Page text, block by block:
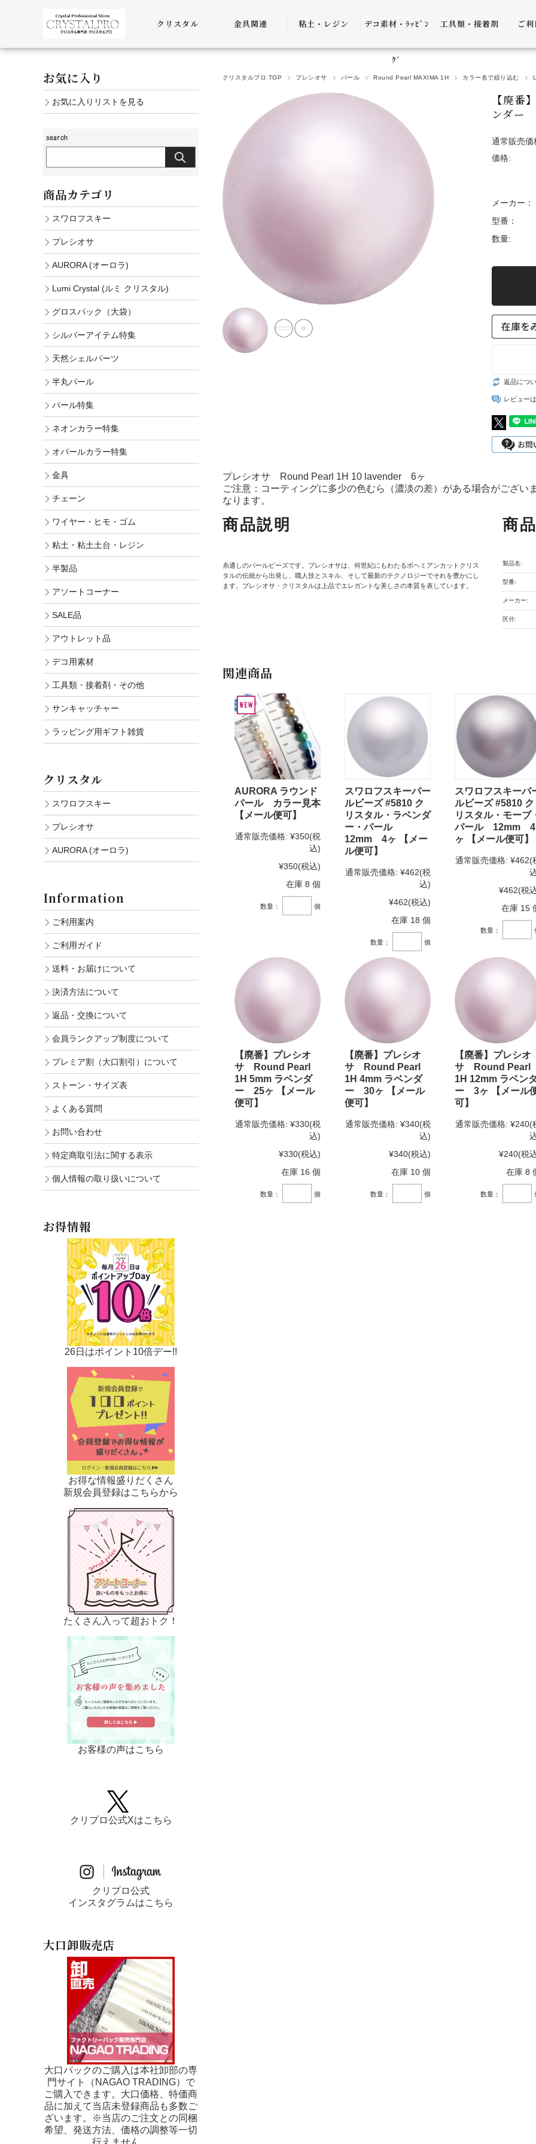
クリスタル
SWAROVSKI
金具関連
金具
チェーン
ﾜｲﾔｰ・ﾋﾓ・ｺﾞﾑ
粘土・レジン
粘土・粘土土台
レジン
デコ素材・ﾗｯﾋﾟﾝ
ｸﾞ
デコ素材
ﾗｯﾋﾟﾝｸﾞ雑貨
工具類・接着剤
ピンセット
アプリケーター
ヤットコ・ニッ
接着剤・リムー
便利グッズ・そ
ご
ご
送料
決
会員
クリスタルプロ TOP プレシオサ パール Round Pearl MAXIMA 1H カラー名で絞り込む
【廃
ンダー
通常販売価
価格:
メーカー：
型番：
数量:
返品につ
レビュー
プレシオサ Round Pearl 1H 10 lavender 6ヶ
ご注意：コーティングに多少の色むら（濃淡の差）がある場合がござい
なります。
商品説明
糸通しのパールビーズです。プレシオサは、何世紀にもわたるボヘミアンカットクリス
タルの伝統から出発し、職人技とスキル、そして最新のテクノロジーでそれを豊かにし
ます。プレシオサ・クリスタルは上品でエレガントな美しさの本質を表しています。
商
製品名:
型番:
メーカー:
区分:
関連商品
AURORA ラウンド
パール カラー見本
【メール便可】
通常販売価格: ¥350(税
込)
¥350(税込)
在庫 8 個
数量： 個
スワロフスキーパー
ルビーズ #5810 ク
リスタル・ラベンダ
ー・パール
12mm 4ヶ 【メー
ル便可】
通常販売価格: ¥462(税
込)
¥462(税込)
在庫 18 個
数量： 個
スワロフスキーパ
ルビーズ #5810 ク
リスタル・モーブ
パール 12mm 4
ヶ 【メール便可】
通常販売価格: ¥462(
¥462(税
在庫 15
数量：
【廃番】プレシオ
サ Round Pearl
1H 5mm ラベンダ
ー 25ヶ 【メール
便可】
通常販売価格: ¥330(税
込)
¥330(税込)
在庫 16 個
数量： 個
【廃番】プレシオ
サ Round Pearl
1H 4mm ラベンダ
ー 30ヶ 【メール
便可】
通常販売価格: ¥340(税
込)
¥340(税込)
在庫 10 個
数量： 個
【廃番】プレシオ
サ Round Pearl
1H 12mm ラベン
ー 3ヶ 【メール
可】
通常販売価格: ¥240(
¥240(税
在庫 8
数量：
お気に入り
お気に入りリストを見る
商品カテゴリ
スワロフスキー
プレシオサ
AURORA (オーロラ)
Lumi Crystal (ルミ クリスタル)
グロスパック（大袋）
シルバーアイテム特集
天然シェルパーツ
半丸パール
パール特集
ネオンカラー特集
オパールカラー特集
金具
チェーン
ワイヤー・ヒモ・ゴム
粘土・粘土土台・レジン
半製品
アソートコーナー
SALE品
アウトレット品
デコ用素材
工具類・接着剤・その他
サンキャッチャー
ラッピング用ギフト雑貨
クリスタル
スワロフスキー
プレシオサ
AURORA (オーロラ)
Information
ご利用案内
ご利用ガイド
送料・お届けについて
決済方法について
返品・交換について
会員ランクアップ制度について
プレミア割（大口割引）について
ストーン・サイズ表
よくある質問
お問い合わせ
特定商取引法に関する表示
個人情報の取り扱いについて
お得情報
26日はポイント10倍デー!!
お得な情報盛りだくさん
新規会員登録はこちらから
たくさん入って超おトク！
お客様の声はこちら
クリプロ公式Xはこちら
クリプロ公式
インスタグラムはこちら
大口卸販売店
大口パックのご購入は本社卸部の専
門サイト（NAGAO TRADING）で
ご購入できます。大口価格、特価商
品に加えて当店未登録商品も多数ご
ざいます。※当店のご注文との同梱
希望、発送方法、価格の調整等一切
行えません。